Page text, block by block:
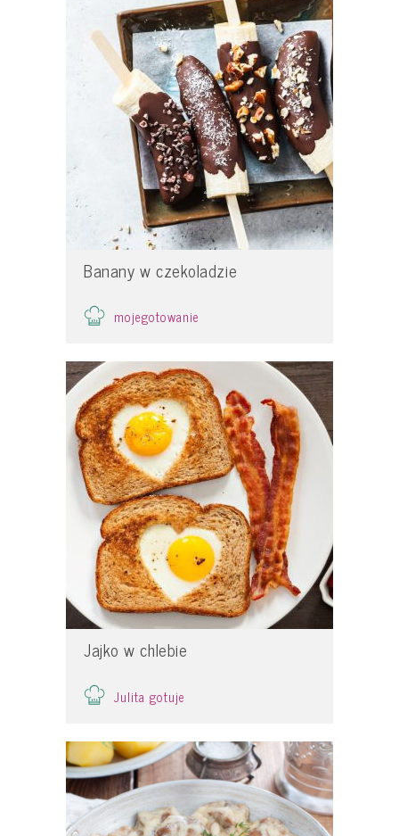
Banany w czekoladzie
mojegotowanie
Jajko w chlebie
Julita gotuje